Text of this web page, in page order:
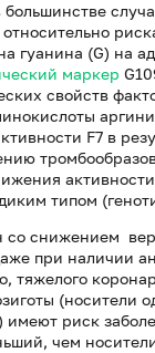
гуанина (G) на
маркер
свойств
F7 в
типом
со снижением
при наличии
тяжелого
(носители
имеют риск
чем